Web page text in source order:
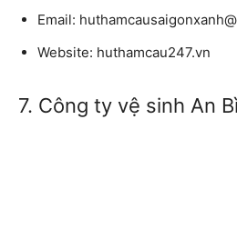
Email:
Website: huthamcau247.vn
7. Công ty vệ sinh An